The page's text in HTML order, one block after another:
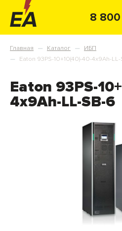
8
Главная — Каталог — ИБП
— Eaton 93PS-10+10(40)-40-4x9Ah-LL-
Eaton 93PS-
4x9Ah-LL-SB-6